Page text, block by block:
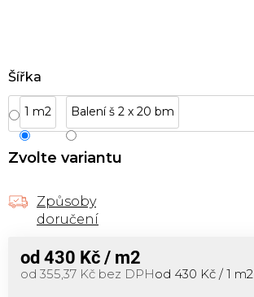
Šířka
1 m2 Balení š 2 x 20 bm
Zvolte variantu
Způsoby
doručení
od 430 Kč / m2
od 355,37 Kč bez DPHMěrná cena:
od 430 Kč / 1 m2